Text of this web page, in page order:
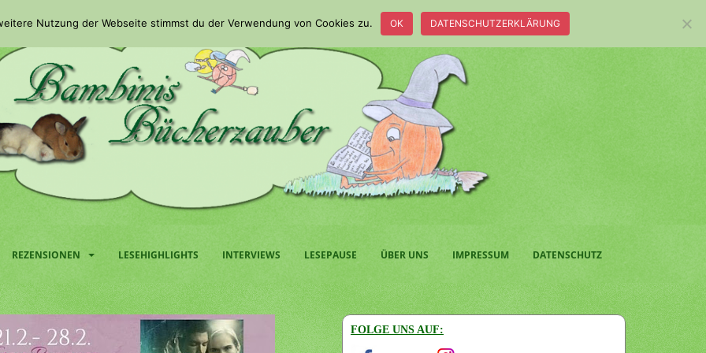
REZENSIONEN LESEHIGHLIGHTS INTERVIEWS LESEPAUSE ÜBER UNS IMPRESSUM DATENSCHUTZ
FOLGE UNS AUF:
Nutzung der Webseite stimmst du der Verwendung von Cookies zu. OK DATENSCHUTZERKLÄRUNG